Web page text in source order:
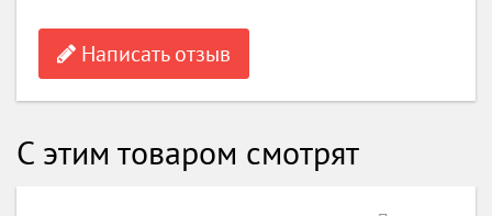
Написать отзыв
С этим товаром смотрят